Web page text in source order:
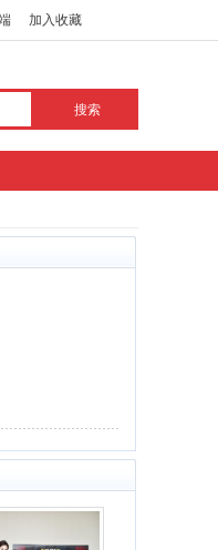
加入收藏